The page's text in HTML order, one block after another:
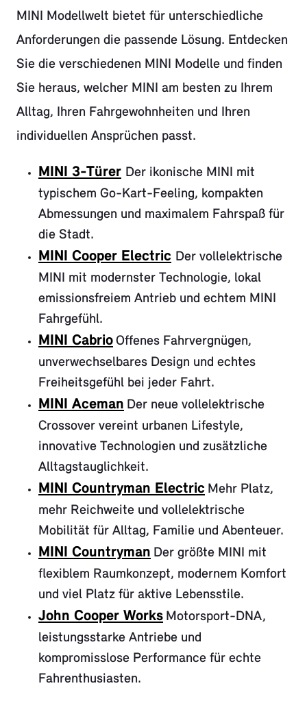
MINI Modellwelt bietet für unterschiedliche
Anforderungen die passende Lösung. Entdecken
Sie die verschiedenen MINI Modelle und finden
Sie heraus, welcher MINI am besten zu Ihrem
Alltag, Ihren Fahrgewohnheiten und Ihren
individuellen Ansprüchen passt.
MINI 3-Türer Der ikonische MINI mit
typischem Go-Kart-Feeling, kompakten
Abmessungen und maximalem Fahrspaß für
die Stadt.
MINI Cooper Electric Der vollelektrische
MINI mit modernster Technologie, lokal
emissionsfreiem Antrieb und echtem MINI
Fahrgefühl.
MINI Cabrio Offenes Fahrvergnügen,
unverwechselbares Design und echtes
Freiheitsgefühl bei jeder Fahrt.
MINI Aceman Der neue vollelektrische
Crossover vereint urbanen Lifestyle,
innovative Technologien und zusätzliche
Alltagstauglichkeit.
MINI Countryman Electric Mehr Platz,
mehr Reichweite und vollelektrische
Mobilität für Alltag, Familie und Abenteuer.
MINI Countryman Der größte MINI mit
flexiblem Raumkonzept, modernem Komfort
und viel Platz für aktive Lebensstile.
John Cooper Works Motorsport-DNA,
leistungsstarke Antriebe und
kompromisslose Performance für echte
Fahrenthusiasten.